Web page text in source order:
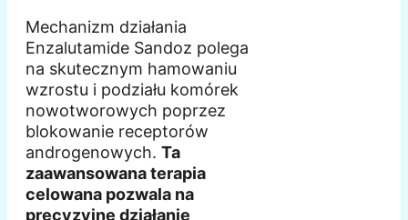
Mechanizm działania
Enzalutamide Sandoz polega
na skutecznym hamowaniu
wzrostu i podziału komórek
nowotworowych poprzez
blokowanie receptorów
androgenowych. Ta
zaawansowana terapia
celowana pozwala na
precyzyjne działanie